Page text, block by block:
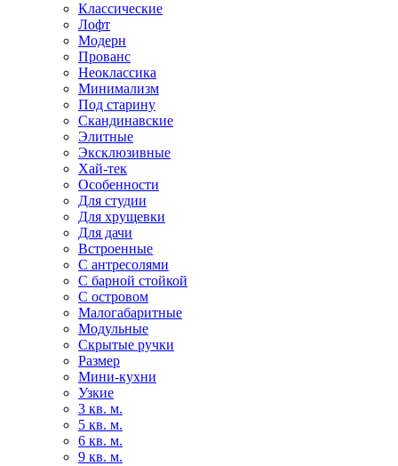
Классические
Лофт
Модерн
Прованс
Неоклассика
Минимализм
Под старину
Скандинавские
Элитные
Эксклюзивные
Хай-тек
Особенности
Для студии
Для хрущевки
Для дачи
Встроенные
С антресолями
С барной стойкой
С островом
Малогабаритные
Модульные
Скрытые ручки
Размер
Мини-кухни
Узкие
3 кв. м.
5 кв. м.
6 кв. м.
9 кв. м.